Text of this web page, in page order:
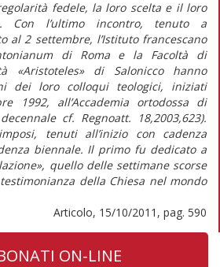
fedele, la loro scelta e il loro
Con l’ultimo incontro, tenuto a
al 2 settembre, l’Istituto francescano
di Roma e la Facoltà di
«Aristoteles» di Salonicco hanno
dei loro colloqui teologici, iniziati
1992, all’Accademia ortodossa di
cf. Regnoatt. 18,2003,623).
tenuti all’inizio con cadenza
biennale. Il primo fu dedicato a
quello delle settimane scorse
della Chiesa nel mondo
Articolo, 15/10/2011, pag. 590
ON-LINE